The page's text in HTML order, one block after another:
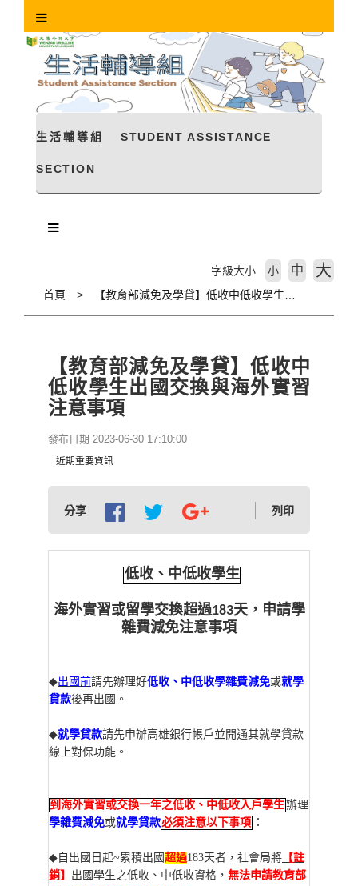
生活輔導組 STUDENT ASSISTANCE
SECTION
首頁 【教育部減免及學貸】低收中低收學生出國交換與海外實習注意事項
字級大小 小 中 大
【教育部減免及學貸】低收中
低收學生出國交換與海外實習
注意事項
發布日期 2023-06-30 17:10:00
近期重要資訊
分享 列印
低收、中低收學生
海外實習或留學交換超過183天，申請學
雜費減免注意事項
◆出國前請先辦理好低收、中低收學雜費減免或就學
貸款後再出國。
◆就學貸款請先申辦高雄銀行帳戶並開通其就學貸款
線上對保功能。
到海外實習或交換一年之低收、中低收入戶學生辦理
學雜費減免或就學貸款必須注意以下事項 ：
◆ 自出國日起~累積出國超過183天者，社會局將 【註
銷】 出國學生之低收、中低收資格， 無法申請教育部